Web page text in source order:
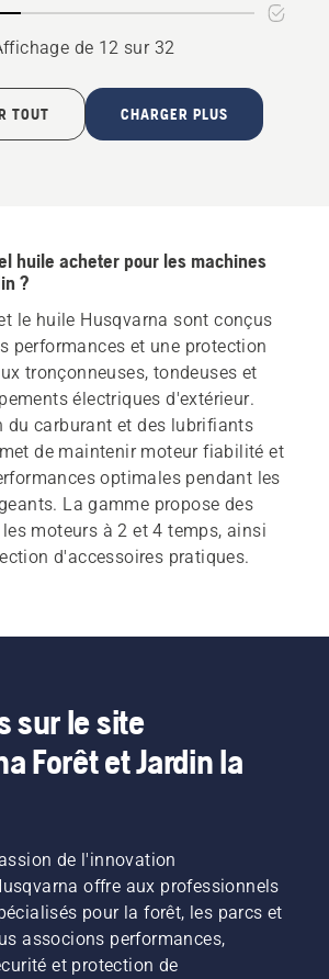
de 12 sur 32
TOUT CHARGER PLUS
huile acheter pour les machines
?
le huile Husqvarna sont conçus
performances et une protection
tronçonneuses, tondeuses et
électriques d'extérieur.
du carburant et des lubrifiants
de maintenir moteur fiabilité et
optimales pendant les
La gamme propose des
moteurs à 2 et 4 temps, ainsi
d'accessoires pratiques.
sur le site
Forêt et Jardin la
de l'innovation
offre aux professionnels
pour la forêt, les parcs et
associons performances,
et protection de